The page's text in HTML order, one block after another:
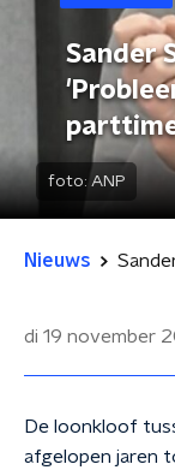
Sander
foto: ANP
Nieuws
di 19 november
De loonkloof
afgelopen jaren